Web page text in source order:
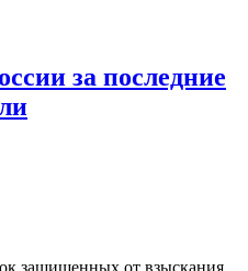
за последние
защищенных от взыскания